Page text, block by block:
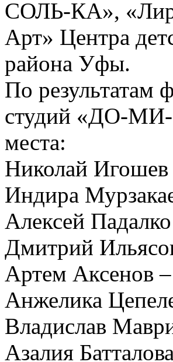
СОЛЬ-КА»,
Арт» Центра
района Уфы.
По результатам
студий «ДО-МИ-
места:
Николай
Индира
Алексей
Дмитрий
Артем Аксенов
Анжелика
Владислав
Азалия